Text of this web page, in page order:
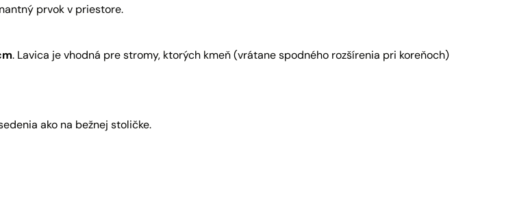
prvok v priestore.
. Lavica je vhodná pre stromy, ktorých kmeň (vrátane spodného rozšírenia pri koreňoch)
ako na bežnej stoličke.